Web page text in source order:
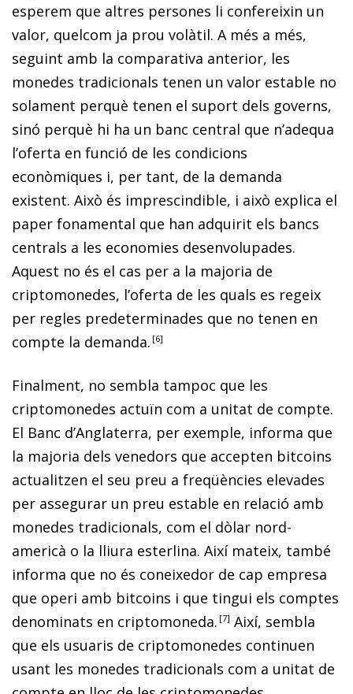
esperem que altres persones li confereixin un
valor, quelcom ja prou volàtil. A més a més,
seguint amb la comparativa anterior, les
monedes tradicionals tenen un valor estable no
solament perquè tenen el suport dels governs,
sinó perquè hi ha un banc central que n’adequa
l’oferta en funció de les condicions
econòmiques i, per tant, de la demanda
existent. Això és imprescindible, i això explica el
paper fonamental que han adquirit els bancs
centrals a les economies desenvolupades.
Aquest no és el cas per a la majoria de
criptomonedes, l’oferta de les quals es regeix
per regles predeterminades que no tenen en
compte la demanda. 6
Finalment, no sembla tampoc que les
criptomonedes actuïn com a unitat de compte.
El Banc d’Anglaterra, per exemple, informa que
la majoria dels venedors que accepten bitcoins
actualitzen el seu preu a freqüències elevades
per assegurar un preu estable en relació amb
monedes tradicionals, com el dòlar nord-
americà o la lliura esterlina. Així mateix, també
informa que no és coneixedor de cap empresa
que operi amb bitcoins i que tingui els comptes
denominats en criptomoneda. 7 Així, sembla
que els usuaris de criptomonedes continuen
usant les monedes tradicionals com a unitat de